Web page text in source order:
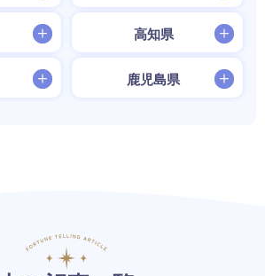
高知県
鹿児島県